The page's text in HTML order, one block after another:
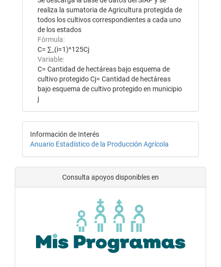
realiza la sumatoria de Agricultura protegida de
todos los cultivos correspondientes a cada uno
de los estados
Fórmula:
C= ∑_(i=1)^125Cj
Variable:
C= Cantidad de hectáreas bajo esquema de
cultivo protegido Cj= Cantidad de hectáreas
bajo esquema de cultivo protegido en municipio
j
Información de Interés
Anuario Estadístico de la Producción Agrícola
Consulta apoyos disponibles en